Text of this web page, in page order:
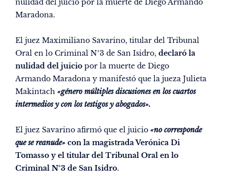
nulidad del juicio por la muerte de Diego Armando
Maradona.
El juez Maximiliano Savarino, titular del Tribunal
Oral en lo Criminal N°3 de San Isidro, declaró la
nulidad del juicio por la muerte de Diego
Armando Maradona y manifestó que la jueza Julieta
Makintach «género múltiples discusiones en los cuartos
intermedios y con los testigos y abogados».
El juez Savarino afirmó que el juicio «no corresponde
que se reanude» con la magistrada Verónica Di
Tomasso y el titular del Tribunal Oral en lo
Criminal N°3 de San Isidro.